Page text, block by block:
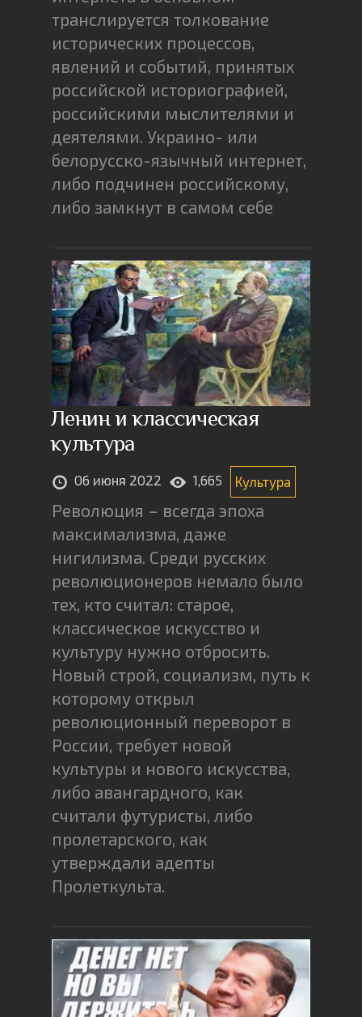
транслируется толкование
исторических процессов,
явлений и событий, принятых
российской историографией,
российскими мыслителями и
деятелями. Украино- или
белорусско-язычный интернет,
либо подчинен российскому,
либо замкнут в самом себе
Ленин и классическая
культура
06 июня 2022 1,665 Культура
Революция – всегда эпоха
максимализма, даже
нигилизма. Среди русских
революционеров немало было
тех, кто считал: старое,
классическое искусство и
культуру нужно отбросить.
Новый строй, социализм, путь к
которому открыл
революционный переворот в
России, требует новой
культуры и нового искусства,
либо авангардного, как
считали футуристы, либо
пролетарского, как
утверждали адепты
Пролеткульта.